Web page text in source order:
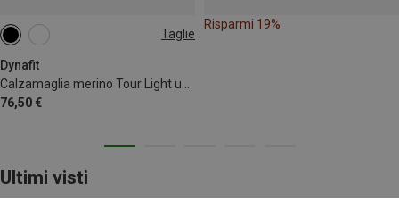
Taglie
Dynafit
76,50 €
S M
Risparmi 19%
Ultimi visti